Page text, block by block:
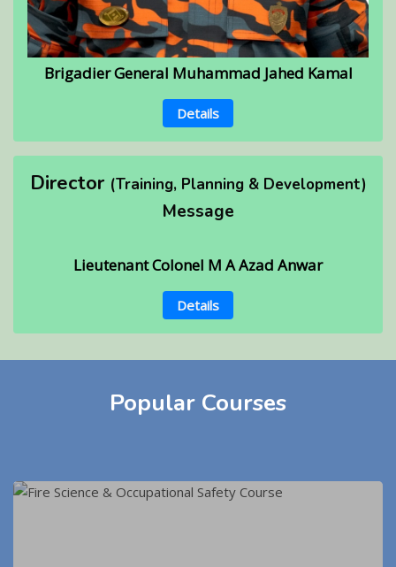
Brigadier General Muhammad Jahed Kamal
Details
Director (Training, Planning & Development)
Message
Lieutenant Colonel M A Azad Anwar
Details
Popular Courses